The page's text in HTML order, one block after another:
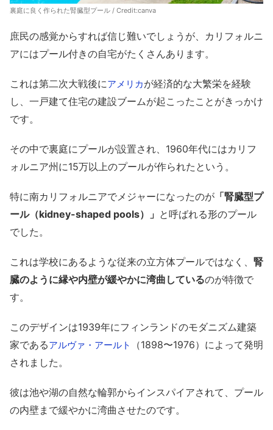
裏庭に良く作られた腎臓型プール / Credit:canva
庶民の感覚からすれば信じ難いでしょうが、カリフォルニ
アにはプール付きの自宅がたくさんあります。
これは第二次大戦後にアメリカが経済的な大繁栄を経験
し、一戸建て住宅の建設ブームが起こったことがきっかけ
です。
その中で裏庭にプールが設置され、1960年代にはカリフ
ォルニア州に15万以上のプールが作られたという。
特に南カリフォルニアでメジャーになったのが 「腎臓型プ
ール（kidney-shaped pools）」 と呼ばれる形のプール
でした。
これは学校にあるような従来の立方体プールではなく、 腎
臓のように縁や内壁が緩やかに湾曲しているのが特徴で
す。
このデザインは1939年にフィンランドのモダニズム建築
家であるアルヴァ・アールト
（1898〜1976）によって発明
されました。
彼は池や湖の自然な輪郭からインスパイアされて、プール
の内壁まで緩やかに湾曲させたのです。